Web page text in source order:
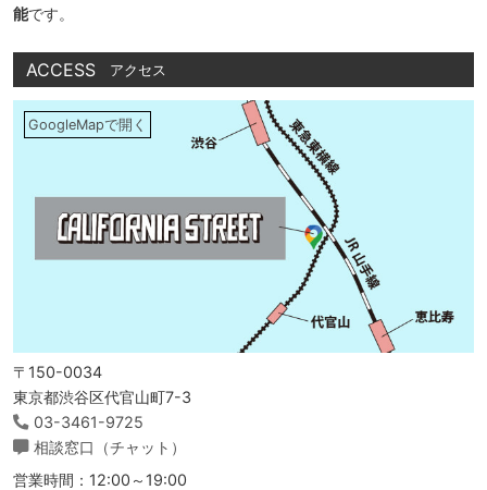
能です。
ACCESS アクセス
GoogleMapで開く
〒150-0034
東京都渋谷区代官山町7-3
03-3461-9725
相談窓口（チャット）
営業時間：12:00～19:00